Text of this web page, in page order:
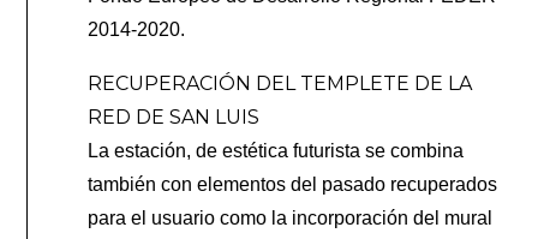
2014‐2020.
RECUPERACIÓN DEL TEMPLETE DE LA
RED DE SAN LUIS
La estación, de estética futurista se combina
también con elementos del pasado recuperados
para el usuario como la incorporación del mural